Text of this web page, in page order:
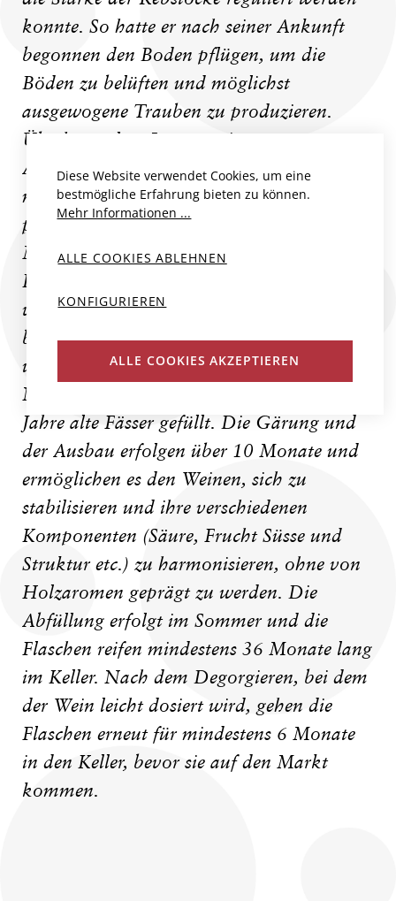
konnte. So hatte er nach seiner Ankunft
begonnen den Boden pflügen, um die
Böden zu belüften und möglichst
ausgewogene Trauben zu produzieren.
Überhaupt legt Laurent ein grosses
Augenmerk darauf, möglichst im Einklang
mit der Natur zu arbeiten. Es werden
pflanzliche Präparate, Kieselerde und Horn
Mist in den Weinbergen eingesetzt und
Kupfer und Schwefel wird nur punktuell
verwendet, um Rebkrankheiten zu
bekämpfen. Die geernteten Trauben
werden gepresst, leicht geschwefelt, über
Nacht natürlich geklärt und in 10 bis 20
Jahre alte Fässer gefüllt. Die Gärung und
der Ausbau erfolgen über 10 Monate und
ermöglichen es den Weinen, sich zu
stabilisieren und ihre verschiedenen
Komponenten (Säure, Frucht Süsse und
Struktur etc.) zu harmonisieren, ohne von
Holzaromen geprägt zu werden. Die
Abfüllung erfolgt im Sommer und die
Flaschen reifen mindestens 36 Monate lang
im Keller. Nach dem Degorgieren, bei dem
der Wein leicht dosiert wird, gehen die
Flaschen erneut für mindestens 6 Monate
in den Keller, bevor sie auf den Markt
kommen.
Diese Website verwendet Cookies, um eine
bestmögliche Erfahrung bieten zu können.
Mehr Informationen ...
ALLE COOKIES ABLEHNEN
KONFIGURIEREN
ALLE COOKIES AKZEPTIEREN